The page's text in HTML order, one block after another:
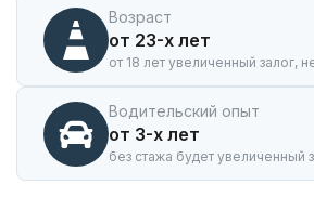
Иркутске
Возраст
от 23-х лет
от 18 лет увеличенный залог,
Водительский опыт
от 3-х лет
без стажа будет увеличенный